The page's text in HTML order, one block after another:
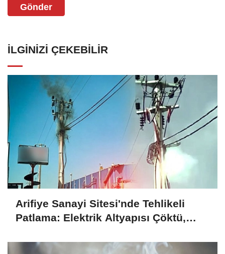
Gönder
İLGINIZI ÇEKEBILIR
Arifiye Sanayi Sitesi'nde Tehlikeli
Patlama: Elektrik Altyapısı Çöktü,